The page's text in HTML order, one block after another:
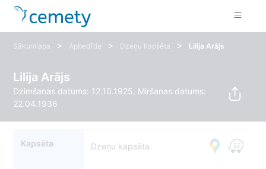
Sākumlapa > Apbedītie > Dzeņu kapsēta > Lilija Arājs
Lilija Arājs
Dzimšanas datums: 12.10.1925, Miršanas datums:
22.04.1936
Kapsēta Dzeņu kapsēta